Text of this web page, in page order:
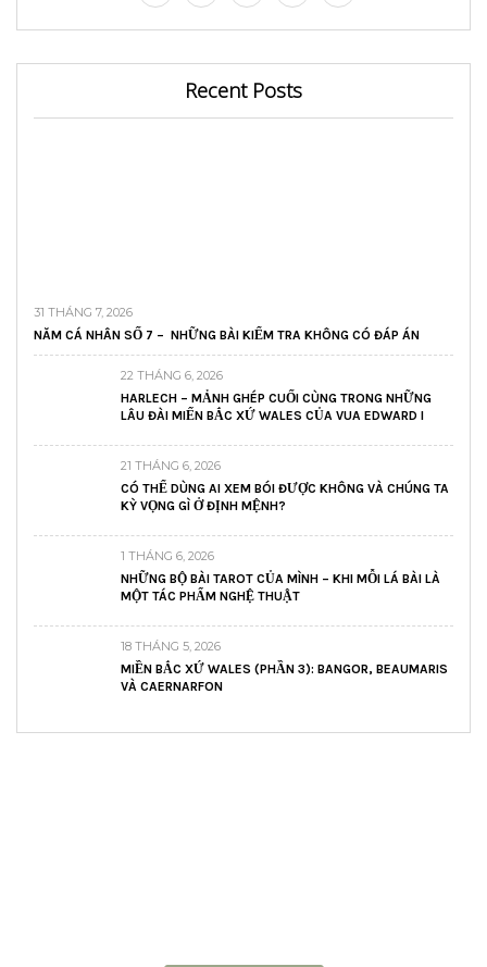
Recent Posts
31 THÁNG 7, 2026
NĂM CÁ NHÂN SỐ 7 – NHỮNG BÀI KIỂM TRA KHÔNG CÓ ĐÁP ÁN
22 THÁNG 6, 2026
HARLECH – MẢNH GHÉP CUỐI CÙNG TRONG NHỮNG
LÂU ĐÀI MIẾN BẮC XỨ WALES CỦA VUA EDWARD I
21 THÁNG 6, 2026
CÓ THỂ DÙNG AI XEM BÓI ĐƯỢC KHÔNG VÀ CHÚNG TA
KỲ VỌNG GÌ Ở ĐỊNH MỆNH?
1 THÁNG 6, 2026
NHỮNG BỘ BÀI TAROT CỦA MÌNH – KHI MỖI LÁ BÀI LÀ
MỘT TÁC PHẨM NGHỆ THUẬT
18 THÁNG 5, 2026
MIỀN BẮC XỨ WALES (PHẦN 3): BANGOR, BEAUMARIS
VÀ CAERNARFON